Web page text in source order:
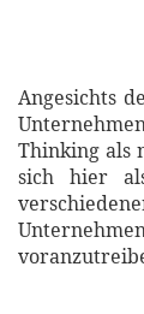
Angesichts
Thinking als
sich hier